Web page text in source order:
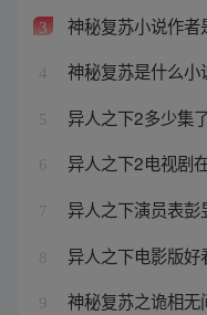
3 神秘复苏小说作者
4 神秘复苏是什么小
5 异人之下2多少集
6 异人之下2电视剧
7 异人之下演员表彭
8 异人之下电影版好
9 神秘复苏之诡相无